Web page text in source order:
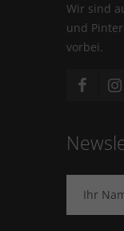
Wir sind
und
vorbei.